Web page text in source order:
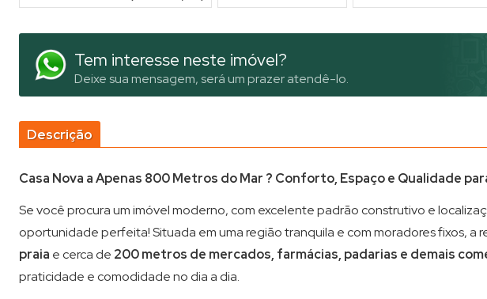
Tem interesse neste imóvel?
Deixe sua mensagem, será um prazer atendê-lo.
Descrição
Casa Nova a Apenas 800 Metros do Mar ? Conforto, Espaço e Qualidade
Se você procura um imóvel moderno, com excelente padrão construtivo e
oportunidade perfeita! Situada em uma região tranquila e com moradores fixos, a
praia e cerca de 200 metros de mercados, farmácias, padarias e demais
praticidade e comodidade no dia a dia.